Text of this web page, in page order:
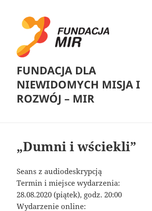
FUNDACJA DLA
NIEWIDOMYCH MISJA I
ROZWÓJ – MIR
„Dumni i wściekli”
Seans z audiodeskrypcją
Termin i miejsce wydarzenia:
28.08.2020 (piątek), godz. 20:00
Wydarzenie online: